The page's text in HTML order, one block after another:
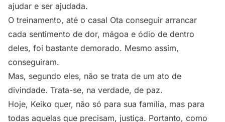
ajudar e ser ajudada.
O treinamento, até o casal Ota conseguir arrancar
cada sentimento de dor, mágoa e ódio de dentro
deles, foi bastante demorado. Mesmo assim,
conseguiram.
Mas, segundo eles, não se trata de um ato de
divindade. Trata-se, na verdade, de paz.
Hoje, Keiko quer, não só para sua família, mas para
todas aquelas que precisam, justiça. Portanto, como